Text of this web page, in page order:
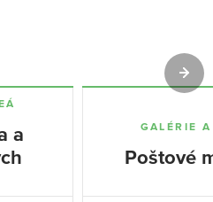
a
GALÉRIE
Poštové